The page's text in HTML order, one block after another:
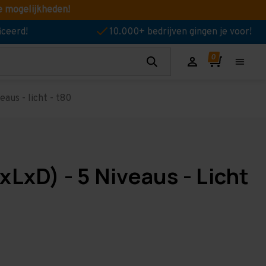
mogelijkheden!
10.000+ bedrijven gingen je voor!
- licht - t80
- 5 Niveaus - Licht